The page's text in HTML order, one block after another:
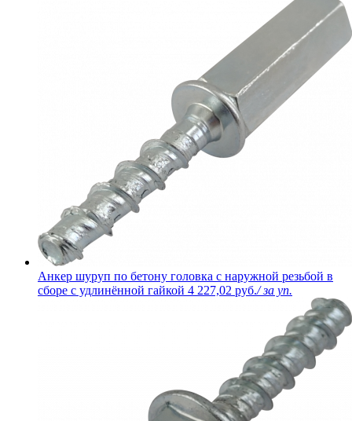
Анкер шуруп по бетону головка с наружной резьбой в
сборе с удлинённой гайкой 4 227,02 руб./ за уп.